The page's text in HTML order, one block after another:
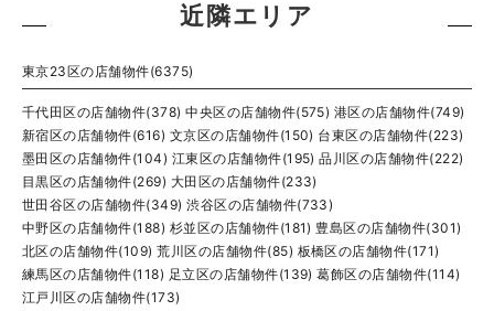
近隣エリア
東京23区の店舗物件(6375)
千代田区の店舗物件(378) 中央区の店舗物件(575) 港区の店舗物件(749)
新宿区の店舗物件(616) 文京区の店舗物件(150) 台東区の店舗物件(223)
墨田区の店舗物件(104) 江東区の店舗物件(195) 品川区の店舗物件(222)
目黒区の店舗物件(269) 大田区の店舗物件(233)
世田谷区の店舗物件(349) 渋谷区の店舗物件(733)
中野区の店舗物件(188) 杉並区の店舗物件(181) 豊島区の店舗物件(301)
北区の店舗物件(109) 荒川区の店舗物件(85) 板橋区の店舗物件(171)
練馬区の店舗物件(118) 足立区の店舗物件(139) 葛飾区の店舗物件(114)
江戸川区の店舗物件(173)